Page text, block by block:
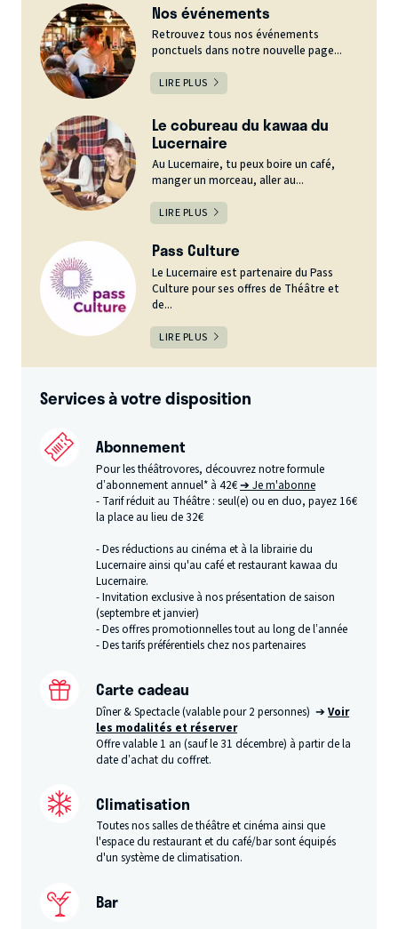
Nos événements
Retrouvez tous nos événements
ponctuels dans notre nouvelle page...
LIRE PLUS
Le cobureau du kawaa du
Lucernaire
Au Lucernaire, tu peux boire un café,
manger un morceau, aller au...
LIRE PLUS
Pass Culture
Le Lucernaire est partenaire du Pass
Culture pour ses offres de Théâtre et
de...
LIRE PLUS
Services à votre disposition
Abonnement
Pour les théâtrovores, découvrez notre formule
d’abonnement annuel* à 42€➔ Je m'abonne
- Tarif réduit au Théâtre : seul(e) ou en duo, payez 16€
la place au lieu de 32€
- Des réductions au cinéma et à la librairie du
Lucernaire ainsi qu'au café et restaurant kawaa du
Lucernaire.
- Invitation exclusive à nos présentation de saison
(septembre et janvier)
- Des offres promotionnelles tout au long de l’année
- Des tarifs préférentiels chez nos partenaires
Carte cadeau
Dîner & Spectacle (valable pour 2 personnes) ➔Voir
les modalités et réserver
Offre valable 1 an (sauf le 31 décembre) à partir de la
date d’achat du coffret.
Climatisation
Toutes nos salles de théâtre et cinéma ainsi que
l'espace du restaurant et du café/bar sont équipés
d'un système de climatisation.
Bar